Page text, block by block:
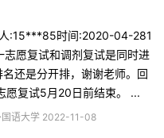
:15***85时间:2020-04-281
愿复试和调剂复试是同时进
还是分开排，谢谢老师。回
愿复试5月20日前结束。 ...
国语大学 2022-11-08